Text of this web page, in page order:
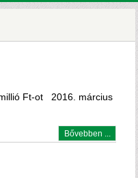
Ft-ot 2016. március
Bővebben ...